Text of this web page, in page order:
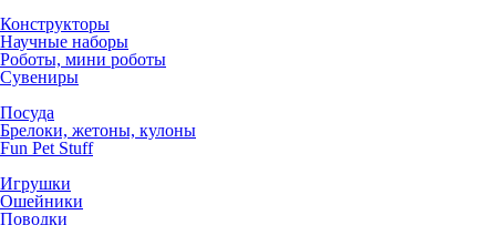
Конструкторы
Научные наборы
Роботы, мини роботы
Сувениры
Посуда
Брелоки, жетоны, кулоны
Fun Pet Stuff
Игрушки
Ошейники
Поводки